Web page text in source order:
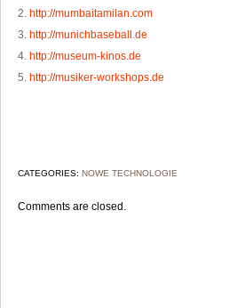
2. http://mumbaitamilan.com
3. http://munichbaseball.de
4. http://museum-kinos.de
5. http://musiker-workshops.de
CATEGORIES: NOWE TECHNOLOGIE
Comments are closed.